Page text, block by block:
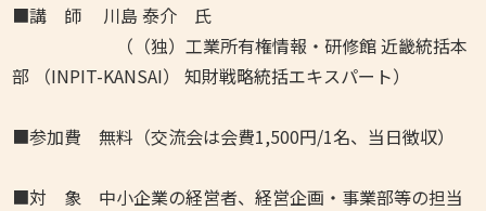
■講 師 川島 泰介 氏
（（独）工業所有権情報・研修館 近畿統括本
部 （INPIT-KANSAI） 知財戦略統括エキスパート）
■参加費 無料（交流会は会費1,500円/1名、当日徴収）
■対 象 中小企業の経営者、経営企画・事業部等の担当